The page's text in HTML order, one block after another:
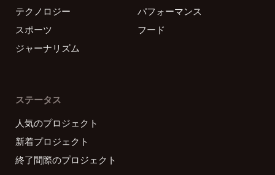
テクノロジー
パフォーマンス
スポーツ
フード
ジャーナリズム
ステータス
人気のプロジェクト
新着プロジェクト
終了間際のプロジェクト